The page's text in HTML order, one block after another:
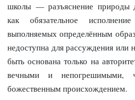
школы — разъяснение природы
как обязательное
выполняемых определённым
недоступна для рассуждения или
быть основана только на
вечными и непогрешимыми,
божественным происхождением.